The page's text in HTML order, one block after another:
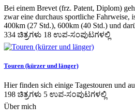
Bei einem Brevet (frz. Patent, Diplom)
zwar eine durchaus sportliche Fahrweise,
400km (27 Std.), 600km (40 Std.) und
334 ಚಿತ್ರಗಳು 18 ಉಪ-ಸಂಪುಟಗಳಲ್ಲಿ
Touren (kürzer und länger)
Hier finden sich einige Tagestouren und
198 ಚಿತ್ರಗಳು 5 ಉಪ-ಸಂಪುಟಗಳಲ್ಲಿ
Über mich